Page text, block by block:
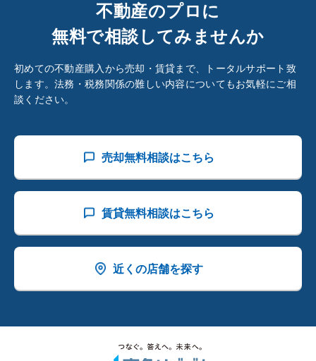
不動産のプロに
無料で相談してみませんか
初めての不動産購入から売却・賃貸まで、トータルサポート致
します。法務・税務関係の難しい内容についてもお気軽にご相
談ください。
売却無料相談はこちら
賃貸無料相談はこちら
近くの店舗を探す